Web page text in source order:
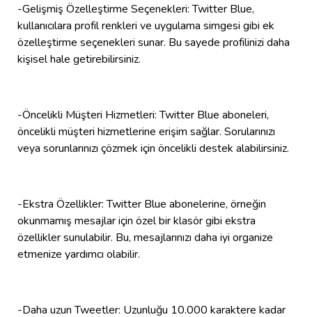
-Gelişmiş Özelleştirme Seçenekleri: Twitter Blue,
kullanıcılara profil renkleri ve uygulama simgesi gibi ek
özelleştirme seçenekleri sunar. Bu sayede profilinizi daha
kişisel hale getirebilirsiniz.
-Öncelikli Müşteri Hizmetleri: Twitter Blue aboneleri,
öncelikli müşteri hizmetlerine erişim sağlar. Sorularınızı
veya sorunlarınızı çözmek için öncelikli destek alabilirsiniz.
-Ekstra Özellikler: Twitter Blue abonelerine, örneğin
okunmamış mesajlar için özel bir klasör gibi ekstra
özellikler sunulabilir. Bu, mesajlarınızı daha iyi organize
etmenize yardımcı olabilir.
-Daha uzun Tweetler: Uzunluğu 10.000 karaktere kadar